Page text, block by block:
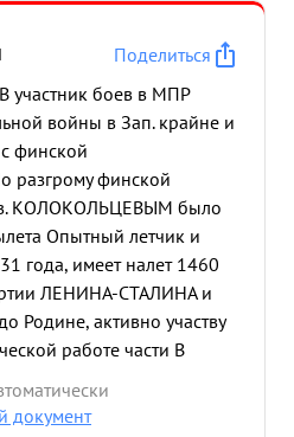
Поделиться
участник боев в МПР
войны в Зап. крайне и
финской
разгрому финской
КОЛОКОЛЬЦЕВЫМ было
Опытный летчик и
года, имеет налет 1460
ЛЕНИНА-СТАЛИНА и
Родине, активно участву
работе части В
на должность
полка. Энергичный и
документ